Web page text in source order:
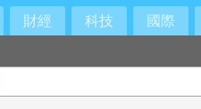
財經 科技 國際